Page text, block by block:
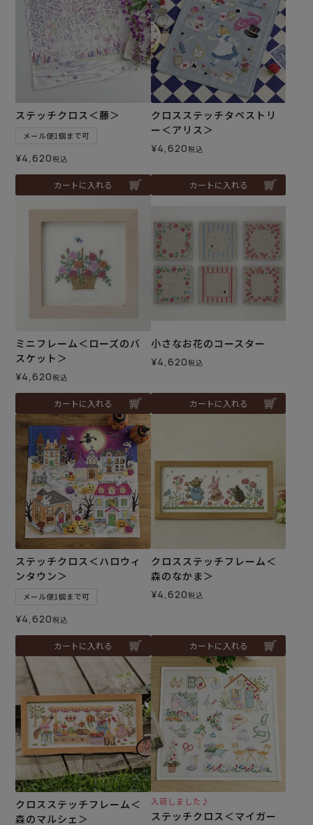
ステッチクロス＜藤＞
メール便1個まで可
¥4,620税込
カートに入れる
クロスステッチタペストリ
ー＜アリス＞
¥4,620税込
カートに入れる
ミニフレーム＜ローズのバ
スケット＞
¥4,620税込
カートに入れる
小さなお花のコースター
¥4,620税込
カートに入れる
ステッチクロス＜ハロウィ
ンタウン＞
メール便1個まで可
¥4,620税込
カートに入れる
クロスステッチフレーム＜
森のなかま＞
¥4,620税込
カートに入れる
クロスステッチフレーム＜
森のマルシェ＞
入荷しました♪
ステッチクロス＜マイガー